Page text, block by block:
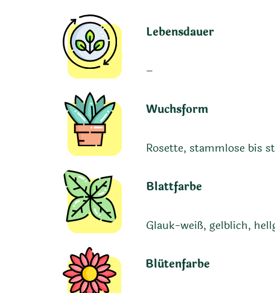
Lebensdauer
–
Wuchsform
Rosette, stammlose bis
Blattfarbe
Glauk-weiß, gelblich,
Blütenfarbe